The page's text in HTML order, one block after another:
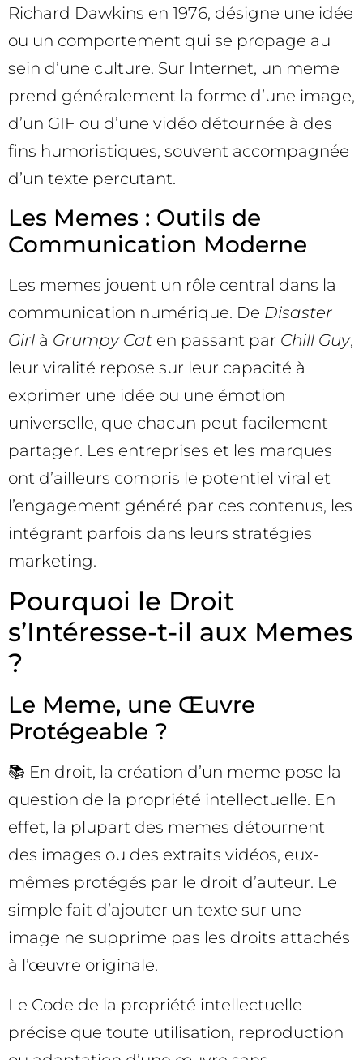
Richard Dawkins en 1976, désigne une idée
ou un comportement qui se propage au
sein d’une culture. Sur Internet, un meme
prend généralement la forme d’une image,
d’un GIF ou d’une vidéo détournée à des
fins humoristiques, souvent accompagnée
d’un texte percutant.
Les Memes : Outils de
Communication Moderne
Les memes jouent un rôle central dans la
communication numérique. De Disaster
Girl à Grumpy Cat en passant par Chill Guy,
leur viralité repose sur leur capacité à
exprimer une idée ou une émotion
universelle, que chacun peut facilement
partager. Les entreprises et les marques
ont d’ailleurs compris le potentiel viral et
l’engagement généré par ces contenus, les
intégrant parfois dans leurs stratégies
marketing.
Pourquoi le Droit
s’Intéresse-t-il aux Memes
?
Le Meme, une Œuvre
Protégeable ?
📚 En droit, la création d’un meme pose la
question de la propriété intellectuelle. En
effet, la plupart des memes détournent
des images ou des extraits vidéos, eux-
mêmes protégés par le droit d’auteur. Le
simple fait d’ajouter un texte sur une
image ne supprime pas les droits attachés
à l’œuvre originale.
Le Code de la propriété intellectuelle
précise que toute utilisation, reproduction